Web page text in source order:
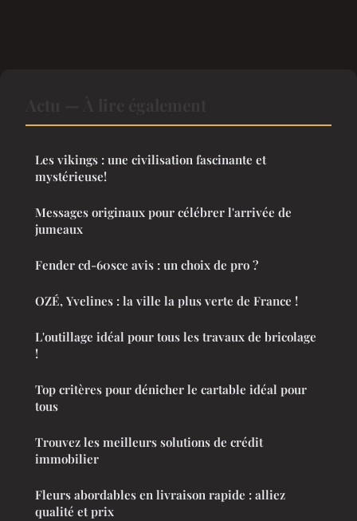
Les vikings : une civilisation fascinante et
mystérieuse!
Messages originaux pour célébrer l'arrivée de
jumeaux
Fender cd-60sce avis : un choix de pro ?
OZÉ, Yvelines : la ville la plus verte de France !
L'outillage idéal pour tous les travaux de bricolage
!
Top critères pour dénicher le cartable idéal pour
tous
Trouvez les meilleurs solutions de crédit
immobilier
Fleurs abordables en livraison rapide : alliez
qualité et prix